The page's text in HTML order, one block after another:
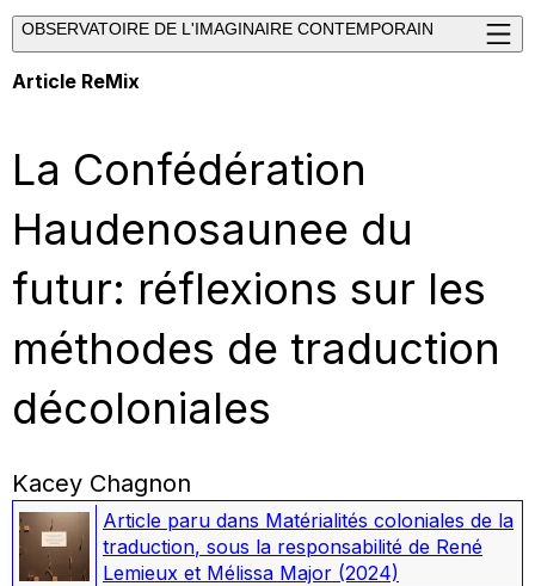
OBSERVATOIRE DE L'IMAGINAIRE CONTEMPORAIN
Article ReMix
La Confédération
Haudenosaunee du
futur: réflexions sur les
méthodes de traduction
décoloniales
Kacey Chagnon
Article paru dans Matérialités coloniales de la
traduction, sous la responsabilité de René
Lemieux et Mélissa Major (2024)